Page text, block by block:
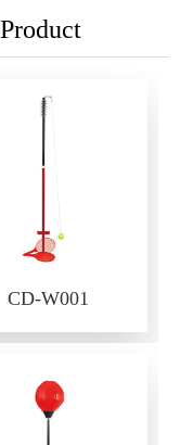
CD-W001